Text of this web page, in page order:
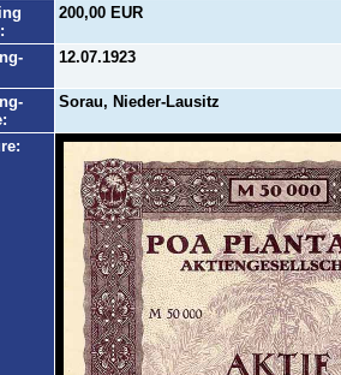
200,00 EUR
12.07.1923
Sorau, Nieder-Lausitz